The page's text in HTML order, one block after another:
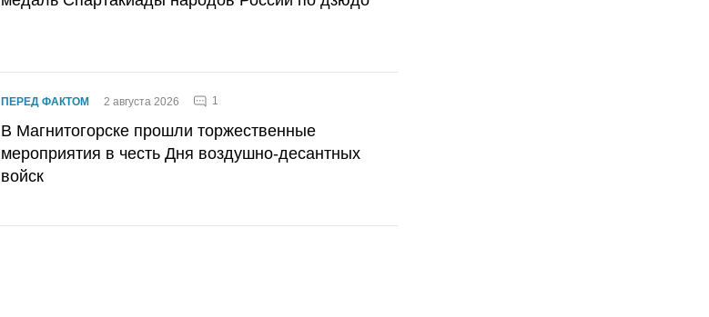
ПЕРЕД ФАКТОМ 2 августа 2026 1
В Магнитогорске прошли торжественные
мероприятия в честь Дня воздушно-десантных
войск